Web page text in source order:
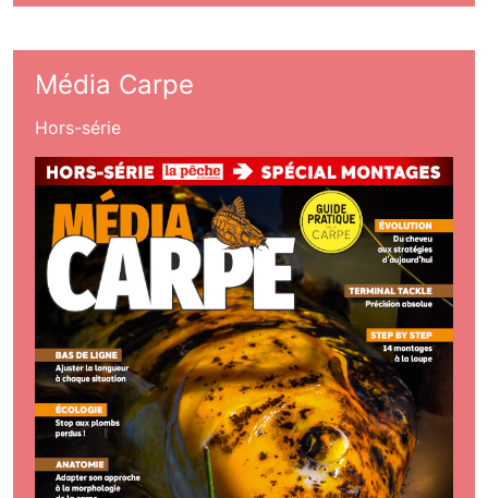
Média Carpe
Hors-série